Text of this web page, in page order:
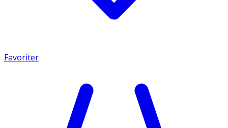
Favoriter